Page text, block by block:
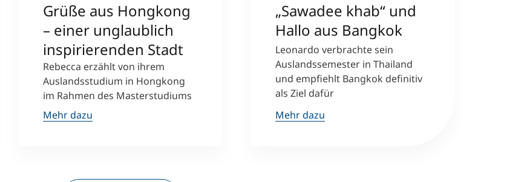
Grüße aus Hongkong
– einer unglaublich
inspirierenden Stadt
Rebecca erzählt von ihrem
Auslandsstudium in Hongkong
im Rahmen des Masterstudiums
Mehr dazu
„Sawadee khab“ und
Hallo aus Bangkok
Leonardo verbrachte sein
Auslandssemester in Thailand
und empfiehlt Bangkok definitiv
als Ziel dafür
Mehr dazu